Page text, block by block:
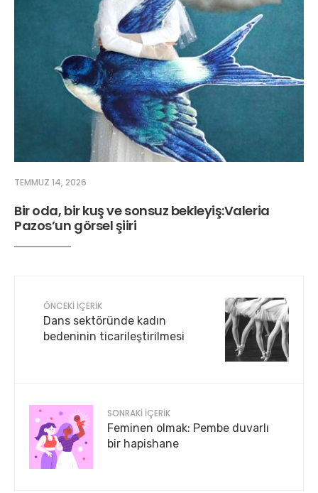
TEMMUZ 14, 2026
Bir oda, bir kuş ve sonsuz bekleyiş:Valeria
Pazos’un görsel şiiri
ÖNCEKI İÇERIK
Dans sektöründe kadın
bedeninin ticarileştirilmesi
SONRAKI İÇERIK
Feminen olmak: Pembe duvarlı
bir hapishane